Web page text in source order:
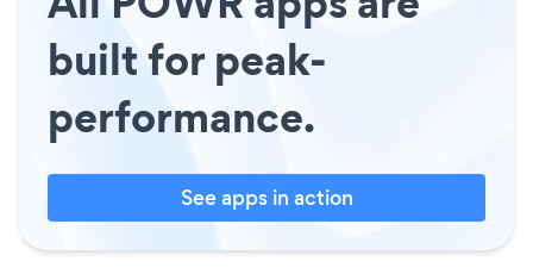
built for peak-
performance.
See apps in action